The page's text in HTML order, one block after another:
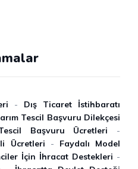
- Dış Ticaret İstihbaratı
Tescil Başvuru Dilekçesi
Başvuru Ücretleri -
Ücretleri - Faydalı Model
İçin İhracat Destekleri -